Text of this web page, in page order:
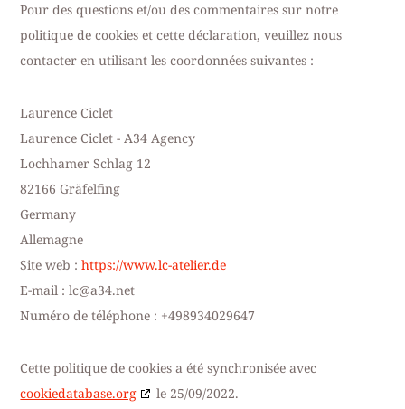
Pour des questions et/ou des commentaires sur notre
politique de cookies et cette déclaration, veuillez nous
contacter en utilisant les coordonnées suivantes :
Laurence Ciclet
Laurence Ciclet - A34 Agency
Lochhamer Schlag 12
82166 Gräfelfing
Germany
Allemagne
Site web :https://www.lc-atelier.de
E-mail :lc@a34.net
Numéro de téléphone : +498934029647
Cette politique de cookies a été synchronisée avec
cookiedatabase.org
le 25/09/2022.